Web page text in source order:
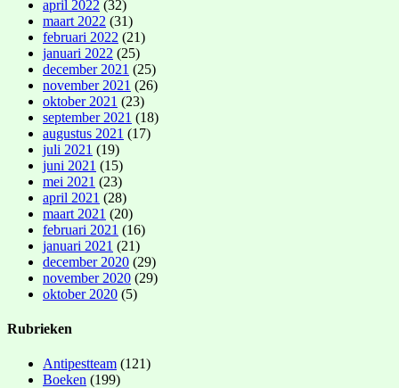
april 2022 (32)
maart 2022 (31)
februari 2022 (21)
januari 2022 (25)
december 2021 (25)
november 2021 (26)
oktober 2021 (23)
september 2021 (18)
augustus 2021 (17)
juli 2021 (19)
juni 2021 (15)
mei 2021 (23)
april 2021 (28)
maart 2021 (20)
februari 2021 (16)
januari 2021 (21)
december 2020 (29)
november 2020 (29)
oktober 2020 (5)
Rubrieken
Antipestteam (121)
Boeken (199)